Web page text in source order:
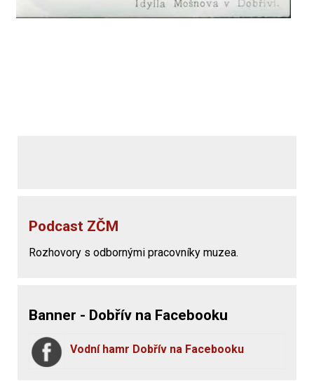
Podcast ZČM
Rozhovory s odbornými pracovníky muzea.
Banner - Dobřív na Facebooku
Vodní hamr Dobřív na Facebooku